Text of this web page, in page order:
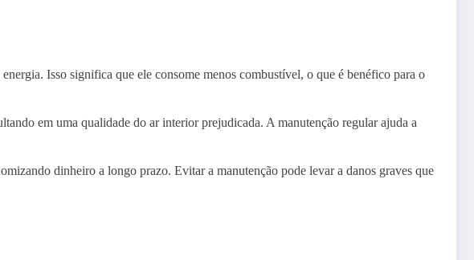
Isso significa que ele consome menos combustível, o que é benéfico para o
em uma qualidade do ar interior prejudicada. A manutenção regular ajuda a
dinheiro a longo prazo. Evitar a manutenção pode levar a danos graves que